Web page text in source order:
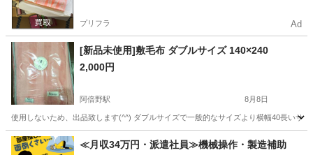
プリフラ Ad
[新品未使用]敷毛布 ダブルサイズ 140×240
2,000円
阿倍野駅 8月8日
使用しないため、出品致します(^^) ダブルサイズで一般的なサイズより横幅40長いサ
大阪 大阪市 阿倍野駅 寝具 毛布
≪月収34万円・派遣社員≫機械操作・製造補助